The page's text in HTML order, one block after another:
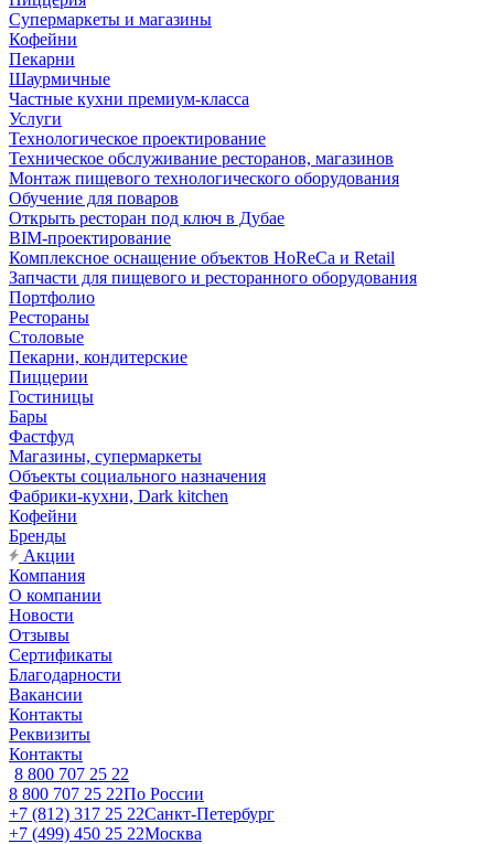
Супермаркеты и магазины
Кофейни
Пекарни
Шаурмичные
Частные кухни премиум-класса
Услуги
Технологическое проектирование
Техническое обслуживание ресторанов, магазинов
Монтаж пищевого технологического оборудования
Обучение для поваров
Открыть ресторан под ключ в Дубае
BIM-проектирование
Комплексное оснащение объектов HoReCa и Retail
Запчасти для пищевого и ресторанного оборудования
Портфолио
Рестораны
Столовые
Пекарни, кондитерские
Пиццерии
Гостиницы
Бары
Фастфуд
Магазины, супермаркеты
Объекты социального назначения
Фабрики-кухни, Dark kitchen
Кофейни
Бренды
Акции
Компания
О компании
Новости
Отзывы
Сертификаты
Благодарности
Вакансии
Контакты
Реквизиты
Контакты
8 800 707 25 22
8 800 707 25 22По России
+7 (812) 317 25 22Санкт-Петербург
+7 (499) 450 25 22Москва